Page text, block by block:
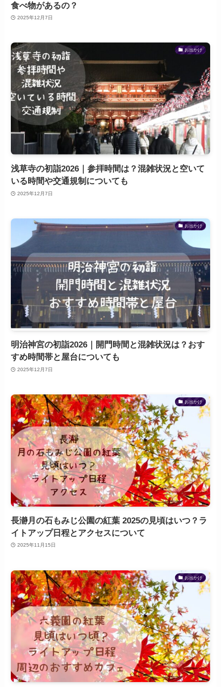
食べ物があるの？
2025年12月7日
お出かけ
浅草寺の初詣2026｜参拝時間は？混雑状況と空いて
いる時間や交通規制についても
2025年12月7日
お出かけ
明治神宮の初詣2026｜開門時間と混雑状況は？おす
すめ時間帯と屋台についても
2025年12月7日
お出かけ
長瀞月の石もみじ公園の紅葉 2025の見頃はいつ？ラ
イトアップ日程とアクセスについて
2025年11月15日
お出かけ